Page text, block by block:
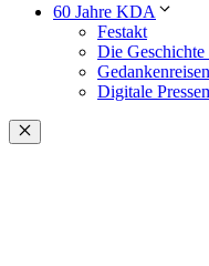
60 Jahre KDA
Festakt
Die
Digitale
Schließen